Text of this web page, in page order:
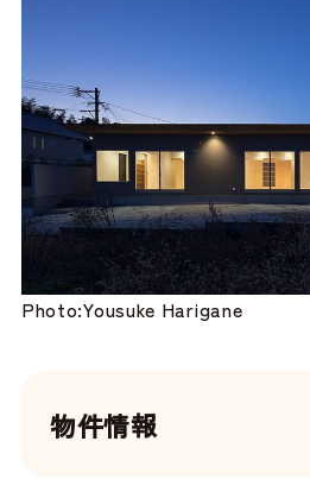
Photo:Yousuke Harigane
物件情報